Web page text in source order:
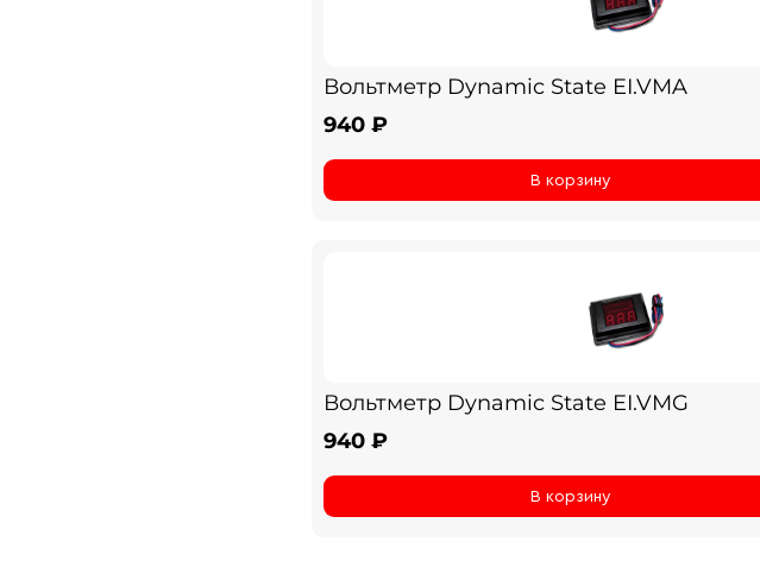
Вольтметр Dynamic State EI.VMA
940 ₽
В корзину
Вольтметр Dynamic State EI.VMG
940 ₽
В корзину